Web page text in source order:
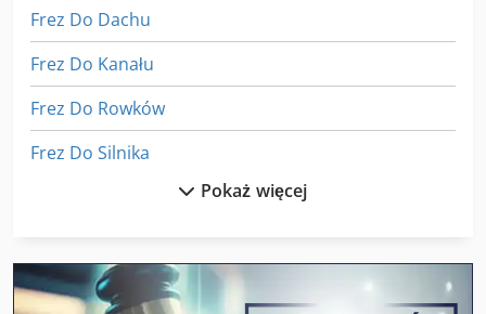
Frez Do Dachu
Frez Do Kanału
Frez Do Rowków
Frez Do Silnika
Frezarka 4 Stronna
Pokaż więcej